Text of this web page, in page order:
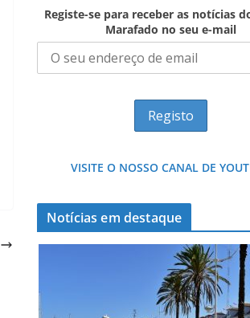
Registe-se para receber as notícias
Marafado no seu e-mail
VISITE O NOSSO CANAL DE
Notícias em destaque